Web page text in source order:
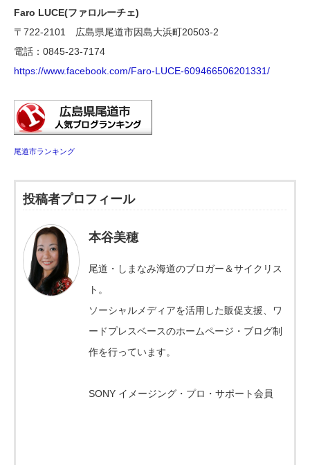
Faro LUCE(ファロルーチェ)
〒722-2101 広島県尾道市因島大浜町20503-2
電話：0845-23-7174
https://www.facebook.com/Faro-LUCE-609466506201331/
尾道市ランキング
投稿者プロフィール
本谷美穂
尾道・しまなみ海道のブロガー＆サイクリス
ト。
ソーシャルメディアを活用した販促支援、ワ
ードプレスベースのホームページ・ブログ制
作を行っています。
SONY イメージング・プロ・サポート会員